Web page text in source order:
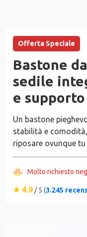
Offerta Speciale
Bastone
sedile
e supporto
Un bastone
stabilità e
riposare ovunque tu
Molto richiesto
★ 4.9 / 5 (3.245